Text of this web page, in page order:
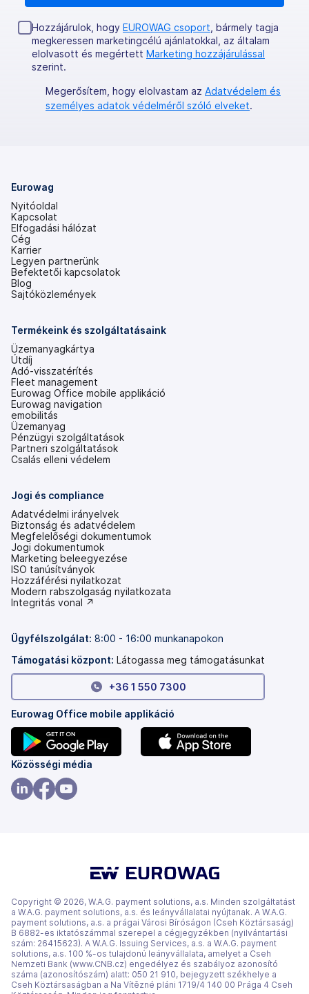
Hozzájárulok, hogy EUROWAG csoport , bármely tagja
megkeressen marketingcélú ajánlatokkal, az általam
elolvasott és megértett Marketing hozzájárulással
szerint.
Megerősítem, hogy elolvastam az Adatvédelem és
személyes adatok védelméről szóló elveket.
Eurowag
Nyitóoldal
Kapcsolat
Elfogadási hálózat
Cég
Karrier
Legyen partnerünk
Befektetői kapcsolatok
(új
lapon
Blog
Sajtóközlemények
Termékeink és szolgáltatásaink
Üzemanyagkártya
Útdíj
Adó-visszatérítés
Fleet management
Eurowag Office mobile applikáció
Eurowag navigation
emobilitás
Üzemanyag
Pénzügyi szolgáltatások
Partneri szolgáltatások
Csalás elleni védelem
Jogi és compliance
Adatvédelmi irányelvek
Biztonság és adatvédelem
Megfelelőségi dokumentumok
Jogi dokumentumok
Marketing beleegyezése
ISO tanúsítványok
Hozzáférési nyilatkozat
(új
lapon
Modern rabszolgaság nyilatkozata
(új
meg)
Integritás vonal ↗
Ügyfélszolgálat: 8:00 - 16:00 munkanapokon
Támogatási központ: Látogassa meg támogatásunkat
+36 1 550 7300
Eurowag Office mobile applikáció
(új
lapon
nyílik
Közösségi média
Copyright © 2026, W.A.G. payment solutions, a.s. Minden szolgáltatást
a W.A.G. payment solutions, a.s. és leányvállalatai nyújtanak. A W.A.G.
payment solutions, a.s. a prágai Városi Bíróságon (Cseh Köztársaság)
B 6882-es iktatószámmal szerepel a cégjegyzékben (nyilvántartási
szám: 26415623). A W.A.G. Issuing Services, a.s. a W.A.G. payment
solutions, a.s. 100 %-os tulajdonú leányvállalata, amelyet a Cseh
Nemzeti Bank (www.CNB.cz) engedélyez és szabályoz azonosító
száma (azonosítószám) alatt: 050 21 910, bejegyzett székhelye a
Cseh Köztársaságban a Na Vítězné pláni 1719/4 140 00 Prága 4 Cseh